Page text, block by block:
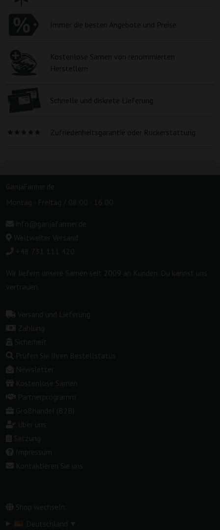
Immer die besten Angebote und Preise
Kostenlose Samen von renommierten
Herstellern
Schnelle und diskrete Lieferung
Zufriedenheitsgarantie oder Rückerstattung
GanjaFarmer.de
Montag - Freitag / 08:00 - 16:00
info@ganjafarmer.de
Weltweiter Versand
+48 731 111 420
Wir liefern unsere Samen seit 2009 an Kunden. Du kannst uns
vertrauen.
Versand und Lieferung
Zahlung
Sicherheit
Prüfen Sie Ihren Bestellstatus
Newsletter
Kostenlose Samen
Partnerprogramm
Großhandel (B2B)
Über uns
Satzung
Impressum
Kontaktieren Sie uns
Shop wechseln:
Deutschland ▾